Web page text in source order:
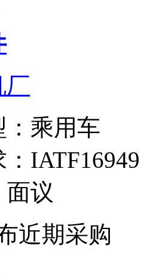
厂
乘用车
IATF16949
面议
近期采购